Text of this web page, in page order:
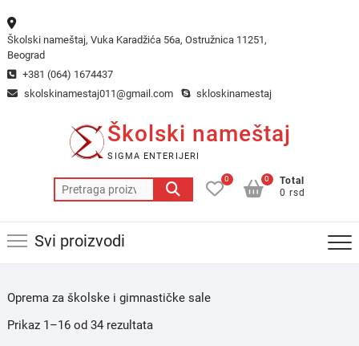
to
content
Školski nameštaj, Vuka Karadžića 56a, Ostružnica 11251,
Beograd
+381 (064) 1674437
skolskinamestaj011@gmail.com
skloskinamestaj
Školski nameštaj
SIGMA ENTERIJERI
Pretraga
za:
0
Total
0 rsd
0
Svi proizvodi
Oprema za školske i gimnastičke sale
Prikaz 1–16 od 34 rezultata